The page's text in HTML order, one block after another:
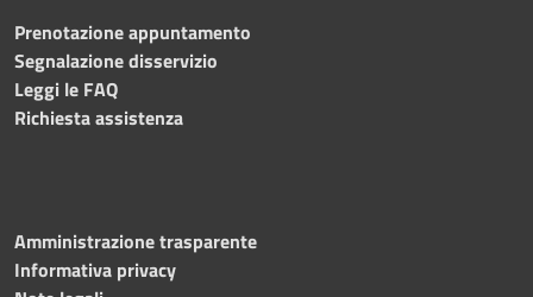
Prenotazione appuntamento
Segnalazione disservizio
Leggi le FAQ
Richiesta assistenza
Amministrazione trasparente
Informativa privacy